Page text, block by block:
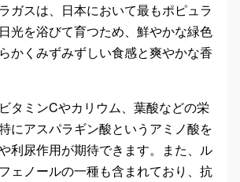
ガスは、日本において最もポピュラ
光を浴びて育つため、鮮やかな緑色
かくみずみずしい食感と爽やかな香
タミンCやカリウム、葉酸などの栄
にアスパラギン酸というアミノ酸を
利尿作用が期待できます。また、ル
ェノールの一種も含まれており、抗